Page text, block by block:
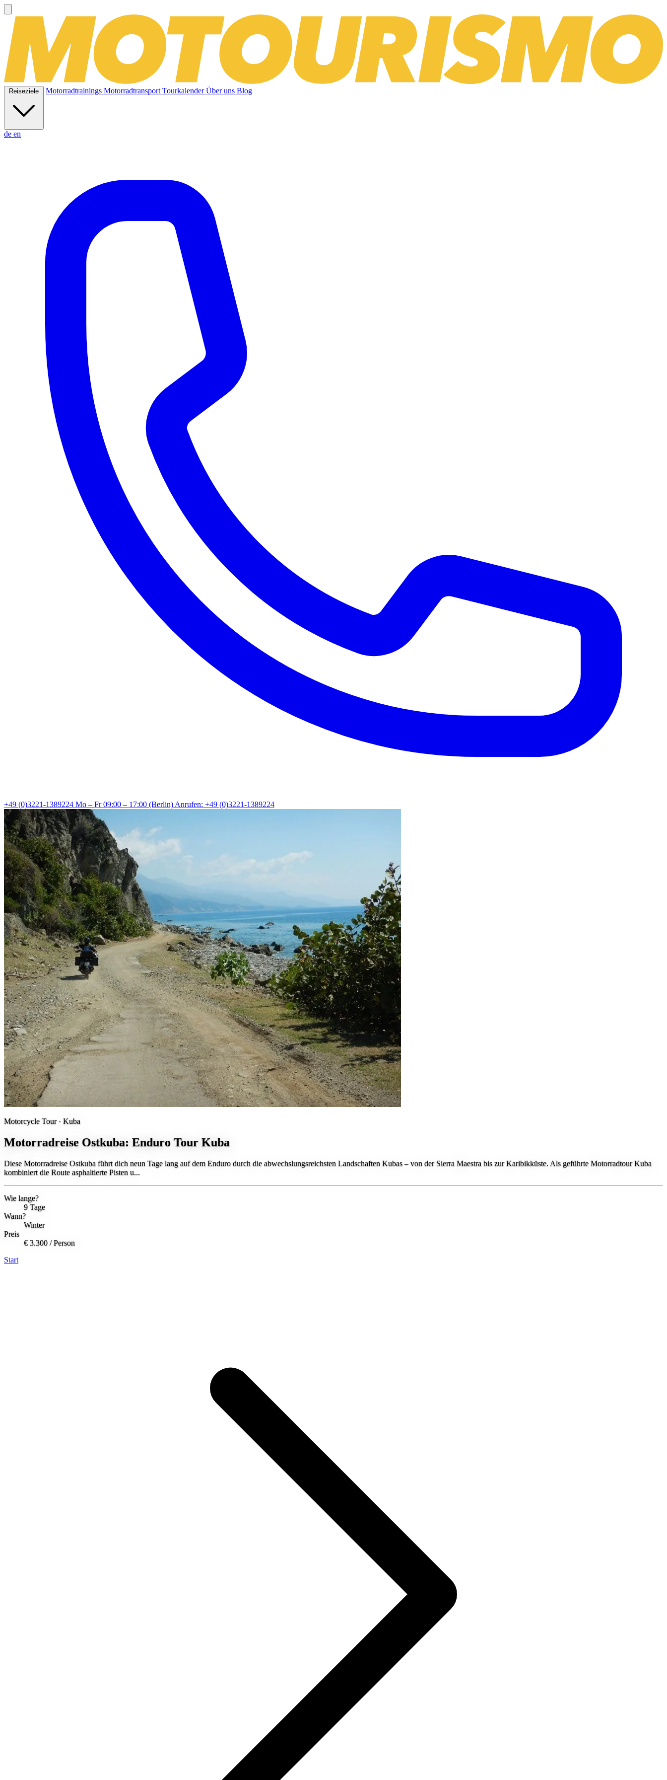
Reiseziele Motorradtrainings Motorradtransport TourkalenderÜber uns Blog
de en
+49 (0)3221-1389224 Mo – Fr 09:00 – 17:00 (Berlin) Anrufen: +49 (0)3221-1389224
Motorcycle Tour · Kuba
Motorradreise Ostkuba: Enduro Tour Kuba
Diese Motorradreise Ostkuba führt dich neun Tage lang auf dem Enduro durch die abwechslungsreichsten Landschaften Kubas – von der Sierra Maestra bis zur Karibikküste. Als geführte Motorradtour Kuba
kombiniert die Route asphaltierte Pisten u...
Wie lange?
9 Tage
Wann?
Winter
Preis
€ 3.300 / Person
Start